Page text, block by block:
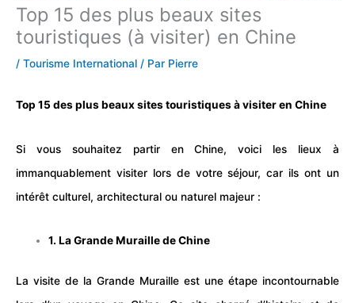
Top 15 des plus beaux sites
touristiques (à visiter) en Chine
/ Tourisme International / Par Pierre
Top 15 des plus beauxsites touristiquesà visiter en Chine
Si vous souhaitez partir en Chine, voici les lieux à
immanquablement visiter lors de votreséjour, car ils ont un
intérêt culturel, architectural ou naturel majeur :
1. La Grande Muraille de Chine
La visite de la Grande Muraille est une étape incontournable